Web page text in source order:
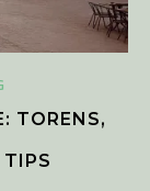
TORENS,
TIPS